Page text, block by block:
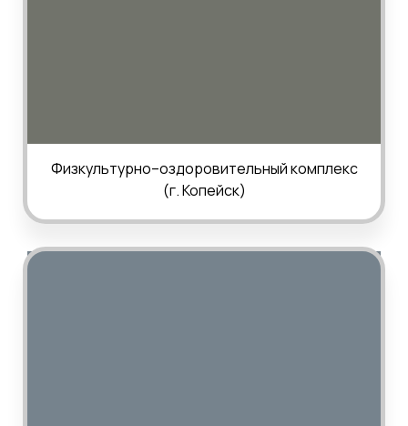
Физкультурно–оздоровительный комплекс
(г. Копейск)